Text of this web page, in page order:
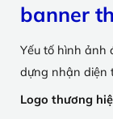
banner
Yếu tố hình ảnh
dựng nhận diện
Logo thương